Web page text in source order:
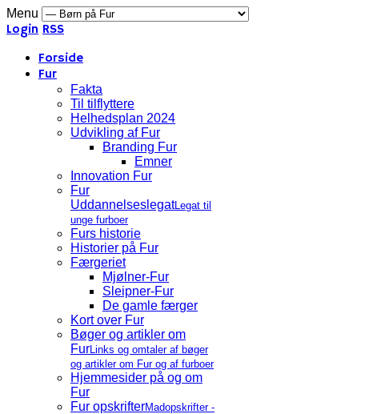
Menu
Login RSS
Forside
Fur
Fakta
Til tilflyttere
Helhedsplan 2024
Udvikling af Fur
Branding Fur
Emner
Innovation Fur
Fur
UddannelseslegatLegat til
unge furboer
Furs historie
Historier på Fur
Færgeriet
Mjølner-Fur
Sleipner-Fur
De gamle færger
Kort over Fur
Bøger og artikler om
FurLinks og omtaler af bøger
og artikler om Fur og af furboer
Hjemmesider på og om
Fur
Fur opskrifterMadopskrifter -